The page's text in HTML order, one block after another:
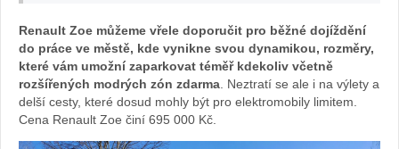
Renault Zoe můžeme vřele doporučit pro běžné dojíždění
do práce ve městě, kde vynikne svou dynamikou, rozměry,
které vám umožní zaparkovat téměř kdekoliv včetně
rozšířených modrých zón zdarma . Neztratí se ale i na výlety a
delší cesty, které dosud mohly být pro elektromobily limitem.
Cena Renault Zoe činí 695 000 Kč.